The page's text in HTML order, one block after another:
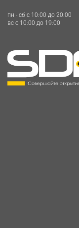
пн - сб c 10:00 до 20:00
вс c 10:00 до 19:00